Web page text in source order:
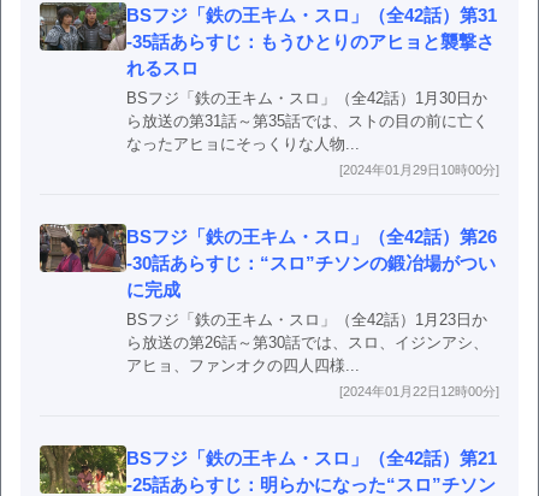
BSフジ「鉄の王キム・スロ」（全42話）第31
-35話あらすじ：もうひとりのアヒョと襲撃さ
れるスロ
BSフジ「鉄の王キム・スロ」（全42話）1月30日か
ら放送の第31話～第35話では、ストの目の前に亡く
なったアヒョにそっくりな人物...
[2024年01月29日10時00分]
BSフジ「鉄の王キム・スロ」（全42話）第26
-30話あらすじ：“スロ”チソンの鍛冶場がつい
に完成
BSフジ「鉄の王キム・スロ」（全42話）1月23日か
ら放送の第26話～第30話では、スロ、イジンアシ、
アヒョ、ファンオクの四人四様...
[2024年01月22日12時00分]
BSフジ「鉄の王キム・スロ」（全42話）第21
-25話あらすじ：明らかになった“スロ”チソン